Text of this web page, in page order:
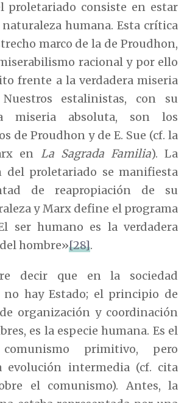
proletariado consiste en estar
humana. Esta crítica
marco de la de Proudhon,
racional y por ello
frente a la verdadera miseria
estalinistas, con su
miseria absoluta, son los
de Proudhon y de E. Sue (cf. la
en La Sagrada Familia). La
del proletariado se manifiesta
de reapropiación de su
y Marx define el programa
ser humano es la verdadera
del hombre»[28].
decir que en la sociedad
no hay Estado; el principio de
organización y coordinación
es la especie humana. Es el
primitivo, pero
evolución intermedia (cf. cita
el comunismo). Antes, la